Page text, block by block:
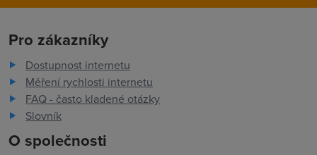
Pro zákazníky
Dostupnost internetu
Měření rychlosti internetu
FAQ - často kladené otázky
Slovník
O společnosti